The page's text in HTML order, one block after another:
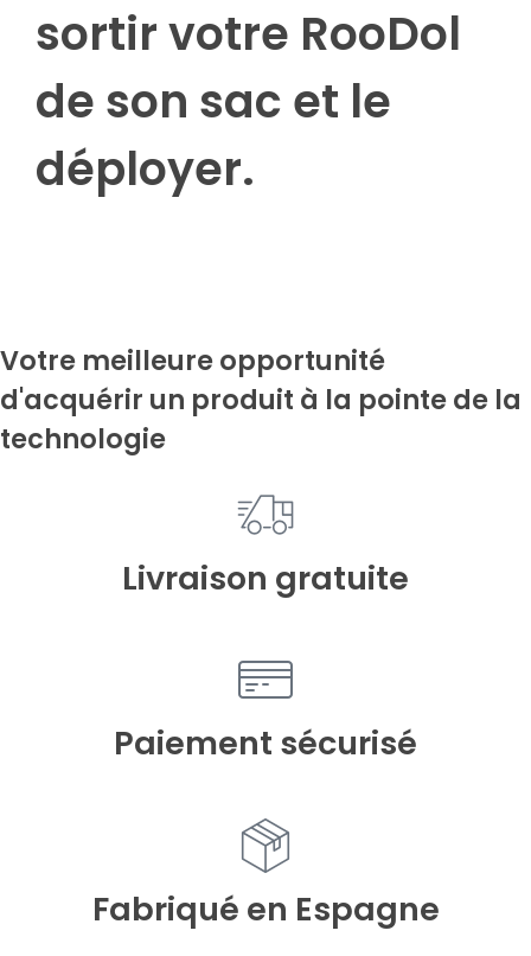
sortir votre RooDol
de son sac et le
déployer.
Votre meilleure opportunité
d'acquérir un produit à la pointe de la
technologie
Livraison gratuite
Paiement sécurisé
Fabriqué en Espagne